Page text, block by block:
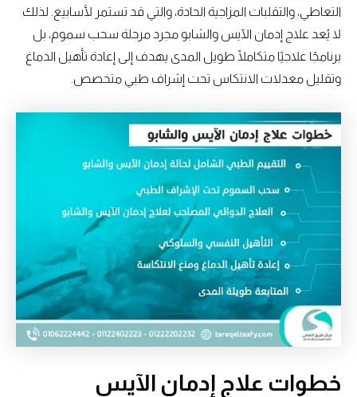
التعاطي، والتقلبات المزاجية الحادة، والتي قد تستمر لأسابيع. لذلك
لا يُعد علاج إدمان الآيس والشابو مجرد مرحلة سحب سموم، بل
برنامجًا علاجيًا متكاملًا طويل المدى يهدف إلى إعادة تأهيل الدماغ
وتقليل معدلات الانتكاس تحت إشراف طبي متخصص.
خطوات علاج إدمان الآيس